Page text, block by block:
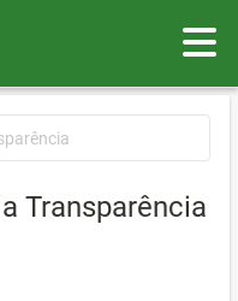
Transparência